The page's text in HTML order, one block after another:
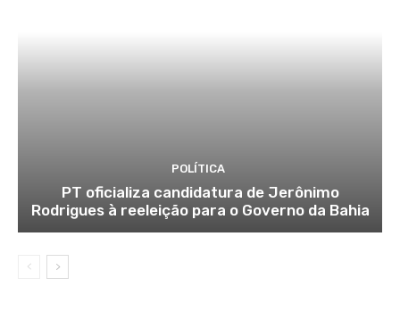
POLÍTICA
PT oficializa candidatura de Jerônimo
Rodrigues à reeleição para o Governo da Bahia